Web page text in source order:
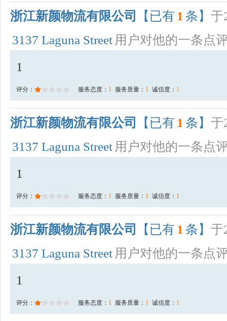
浙江新颜物流有限公司 【已有 1 条】 于
3137 Laguna Street 用户对他的一条点
1
评分： 服务态度： 1 服务质量： 1 诚信度： 1
浙江新颜物流有限公司 【已有 1 条】 于
3137 Laguna Street 用户对他的一条点
1
评分： 服务态度： 1 服务质量： 1 诚信度： 1
浙江新颜物流有限公司 【已有 1 条】 于
3137 Laguna Street 用户对他的一条点
1
评分： 服务态度： 1 服务质量： 1 诚信度： 1